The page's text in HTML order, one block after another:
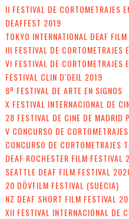
II FESTIVAL DE CORTOMETRAJES
DEAFFEST 2019
TOKYO INTERNATIONAL DEAF
III FESTIVAL DE CORTOMETRAJES
VI FESTIVAL DE CORTOMETRAJES
FESTIVAL CLIN D'OEIL 2019
8º FESTIVAL DE ARTE EN SIGNOS
X FESTIVAL INTERNACIONAL DE
28 FESTIVAL DE CINE DE MADRID
V CONCURSO DE
CONCURSO DE CORTOMETRAJES
DEAF ROCHESTER FILM FESTIVAL
SEATTLE DEAF FILM FESTIVAL
20 DÖVFILM FESTIVAL (SUECIA)
NZ DEAF SHORT FILM FESTIVAL
XII FESTIVAL INTERNACIONAL DE